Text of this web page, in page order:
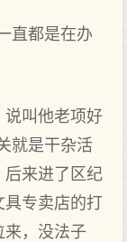
直都是在办
说叫他老项好
就是干杂活
后来进了区纪
专卖店的打
来，没法子